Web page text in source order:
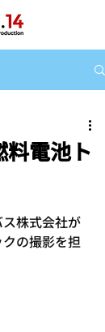
料電池ト
株式会社が
の撮影を担